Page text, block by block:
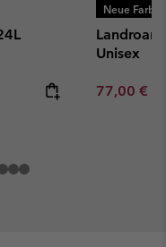
Neue
Unisex
Minimum
77,00 €